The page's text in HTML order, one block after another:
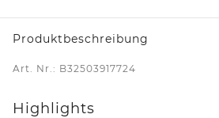
Produktbeschreibung
Art. Nr.: B32503917724
Highlights